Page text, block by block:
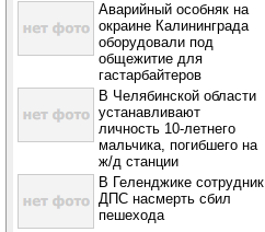
Аварийный особняк на
окраине Калининграда
оборудовали под
общежитие для
гастарбайтеров
В Челябинской области
устанавливают
личность 10-летнего
мальчика, погибшего на
ж/д станции
В Геленджике сотрудник
ДПС насмерть сбил
пешехода